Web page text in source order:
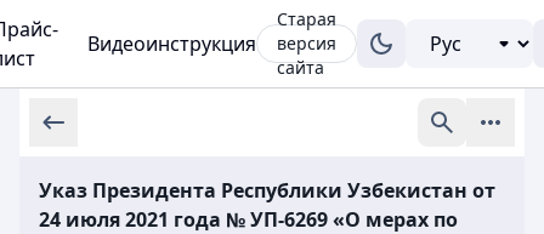
Видеоинструкция
Старая
версия
сайта
Указ Президента Республики Узбекистан от
24 июля 2021 года № УП-6269 «О мерах по